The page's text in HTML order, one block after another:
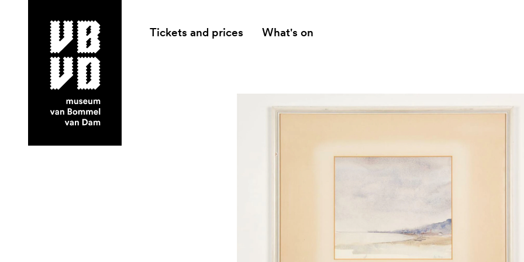
museum van Bommel van Dam
Tickets and prices What's on